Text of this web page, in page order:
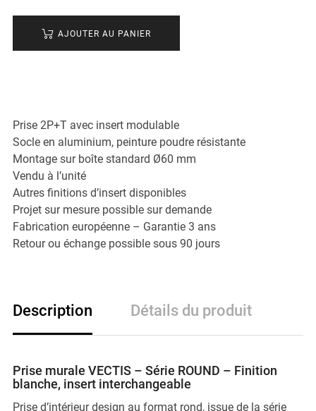
AJOUTER AU PANIER
Prise 2P+T avec insert modulable
Socle en aluminium, peinture poudre résistante
Montage sur boîte standard Ø60 mm
Vendu à l’unité
Autres finitions d’insert disponibles
Projet sur mesure possible sur demande
Fabrication européenne – Garantie 3 ans
Retour ou échange possible sous 90 jours
Description Détails du produit
Prise murale VECTIS – Série ROUND – Finition
blanche, insert interchangeable
Prise d’intérieur design au format rond, issue de la série